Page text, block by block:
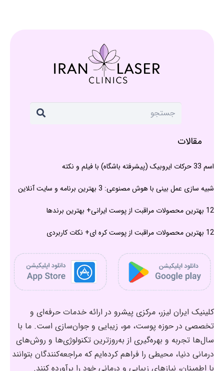
مقالات
اسم 33 حرکات ایروبیک (پیشرفته باشگاه) با فیلم و نکته
شبیه سازی عمل بینی با هوش مصنوعی: 3 بهترین برنامه و سایت آنلاین
12 بهترین محصولات مراقبت از پوست ایرانی+ بهترین برندها
12 بهترین محصولات مراقبت از پوست کره ای+ نکات کاربردی
کلینیک ایران لیزر، مرکزی پیشرو در ارائه خدمات حرفه‌ای و
تخصصی در حوزه پوست، مو، زیبایی و جوان‌سازی است. ما با
سال‌ها تجربه و بهره‌گیری از به‌روزترین تکنولوژی‌ها و روش‌های
درمانی دنیا، محیطی را فراهم کرده‌ایم که مراجعه‌کنندگان بتوانند
با اطمینان، نیازهای زیبایی و درمانی خود را برآورده کنند.